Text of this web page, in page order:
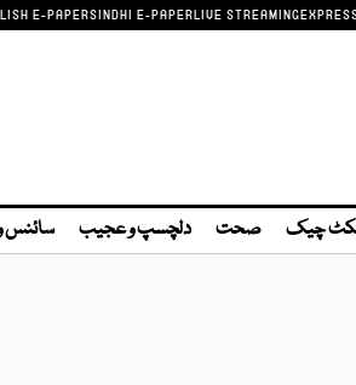
E-PAPERSINDHI E-PAPERLIVE STREAMING
چیک صحت دلچسپ و عجیب سائنس